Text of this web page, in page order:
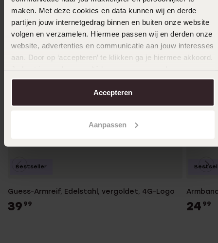
maken. Met deze cookies en data kunnen wij en derde
partijen jouw internetgedrag binnen en buiten onze website
volgen en verzamelen. Hiermee passen wij en derden onze
website, advertenties en communicatie aan jouw interesses
aan. Door op ‘accepteren’ te klikken ga je hiermee akkoord.
over in onscookiebeleid.
Accepteren
Aanpassen
Guess-Armreif, Edelstahl, vergoldet, 4G-Logo
39 99
Bestseller
24 99